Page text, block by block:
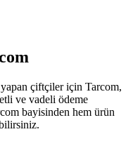
çiftçiler için Tarcom,
ve vadeli ödeme
bayisinden hem ürün